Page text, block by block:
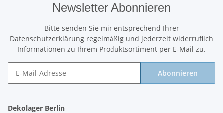
Newsletter Abonnieren
Bitte senden Sie mir entsprechend Ihrer
Datenschutzerklärung regelmäßig und jederzeit widerruflich
Informationen zu Ihrem Produktsortiment per E-Mail zu.
Abonnieren
Dekolager Berlin